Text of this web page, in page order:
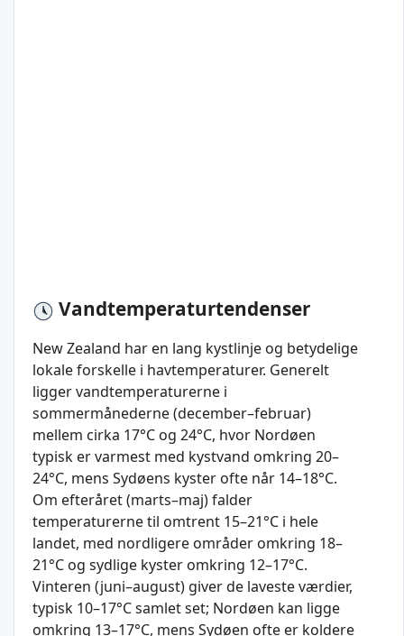
Vandtemperaturtendenser
New Zealand har en lang kystlinje og betydelige
lokale forskelle i havtemperaturer. Generelt
ligger vandtemperaturerne i
sommermånederne (december–februar)
mellem cirka 17°C og 24°C, hvor Nordøen
typisk er varmest med kystvand omkring 20–
24°C, mens Sydøens kyster ofte når 14–18°C.
Om efteråret (marts–maj) falder
temperaturerne til omtrent 15–21°C i hele
landet, med nordligere områder omkring 18–
21°C og sydlige kyster omkring 12–17°C.
Vinteren (juni–august) giver de laveste værdier,
typisk 10–17°C samlet set; Nordøen kan ligge
omkring 13–17°C, mens Sydøen ofte er koldere